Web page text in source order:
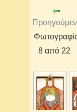
8 από 22